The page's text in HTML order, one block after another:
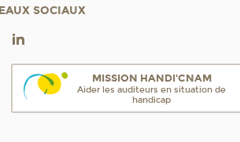
SOCIAUX
MISSION HANDI'CNAM
Aider les auditeurs en situation de
handicap